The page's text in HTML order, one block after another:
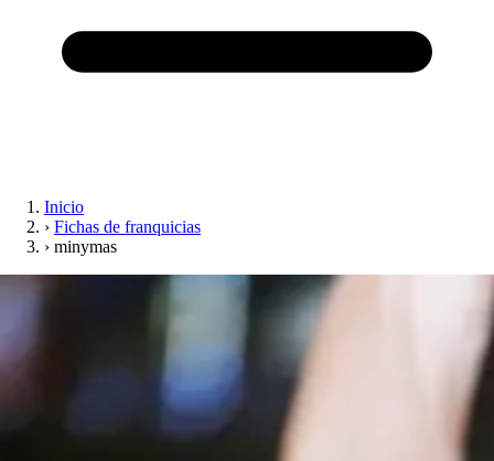
Inicio
› Fichas de franquicias
› minymas